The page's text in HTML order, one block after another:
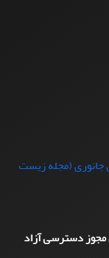
جانوری (مجله زیست
دسترسی آزاد